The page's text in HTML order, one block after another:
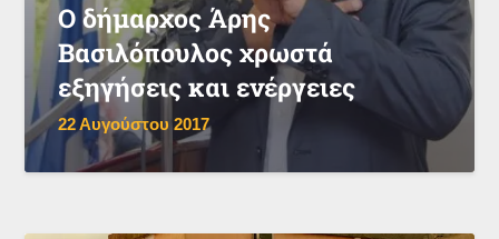
Ο δήμαρχος Άρης
Βασιλόπουλος χρωστά
εξηγήσεις και ενέργειες
22 Αυγούστου 2017